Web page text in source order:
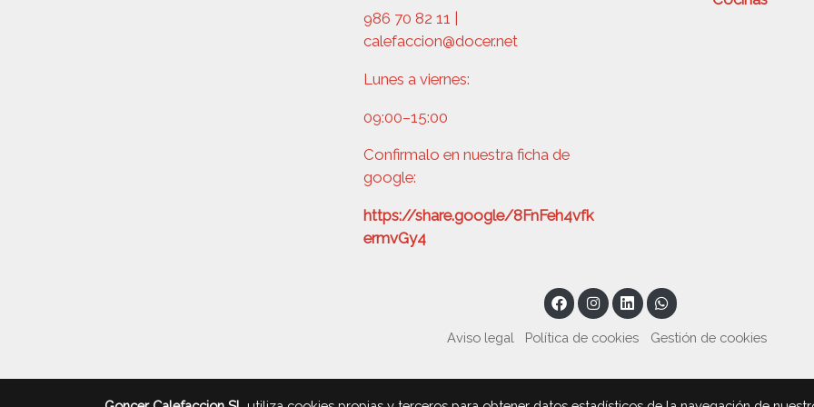
986 70 82 11 |
calefaccion@docer.net
Lunes a viernes:
09:00–15:00
Confirmalo en nuestra ficha de
google:
https://share.google/8FnFeh4vfk
ermvGy4
Aviso legal Política de cookies Gestión de cookies